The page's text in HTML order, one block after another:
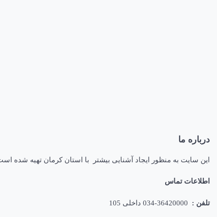
درباره ما
این سایت به منظور ایجاد آشنایی بیشتر با استان کرمان تهیه شده
اطلاعات تماس
تلفن :